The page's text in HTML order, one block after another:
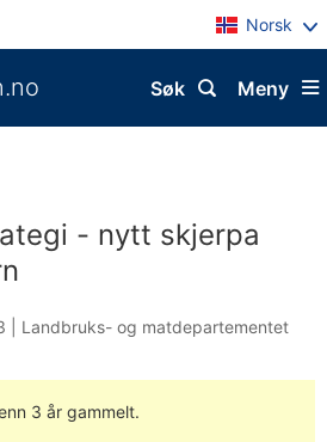
Norsk
Meny
Søk
- nytt skjerpa
Landbruks- og matdepartementet
3 år gammelt.